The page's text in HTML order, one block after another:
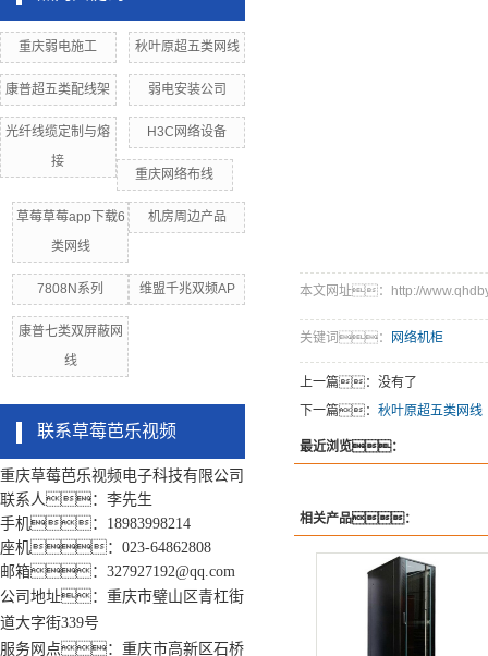
重庆弱电施工 秋叶原超五类网线
康普超五类配线架 弱电安装公司
光纤线缆定制与熔
接
H3C网络设备
重庆网络布线
草莓草莓app下载6
类网线
机房周边产品
7808N系列 维盟千兆双频AP
康普七类双屏蔽网
线
联系草莓芭乐视频
重庆草莓芭乐视频电子科技有限公司
联系人：李先生
手机：18983998214
座机：023-64862808
邮箱：327927192@qq.com
公司地址：重庆市璧山区青杠街
道大字街339号
服务网点：重庆市高新区石桥
本文网址：http://
关键词： 网络机柜
上一篇：没有了
下一篇： 秋叶原超五类网线
最近浏览：
相关产品：